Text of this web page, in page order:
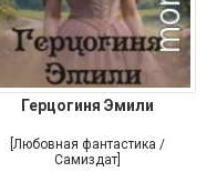
Герцогиня Эмили
[Любовная фантастика /
Самиздат]